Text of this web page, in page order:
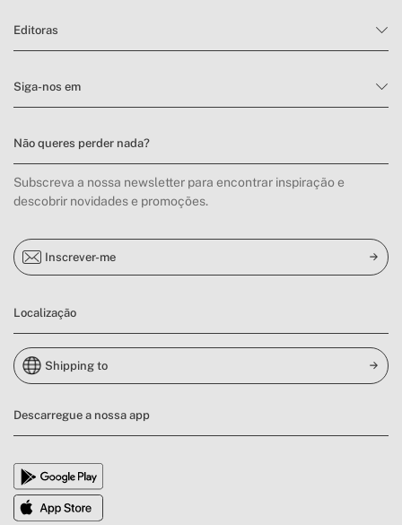
Editoras
Siga-nos em
Não queres perder nada?
Subscreva a nossa newsletter para encontrar inspiração e
descobrir novidades e promoções.
Inscrever-me
Localização
Shipping to
Descarregue a nossa app